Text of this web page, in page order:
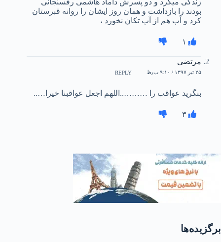
زندگی میکرد و دو پسرش داماد هاشمی رفسنجانی
بودند را بازداشت و همان روز ایشان را روانه قبرستان
کرد و آب هم از آب تکان نخورد ،
۱
مرتضی
۲۵ تیر ۱۳۹۷ / ۹:۱۰ ب٫ظ REPLY
بنگرید عواقب را ………..اللهم اجعل عواقبنا خیرا…..
۳
برگزیده‌ها